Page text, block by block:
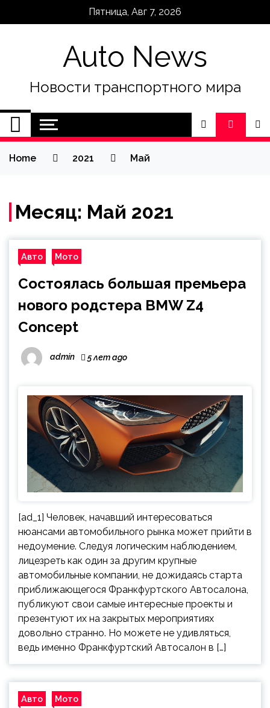
Пятница, Авг 7, 2026
Auto News
Новости транспортного мира
Home 2021 Май
Месяц: Май 2021
Авто Мото
Состоялась большая премьера
нового родстера BMW Z4
Concept
admin 5 лет ago
[ad_1] Человек, начавший интересоваться
нюансами автомобильного рынка может прийти в
недоумение. Следуя логическим наблюдением,
лицезреть как один за другим крупные
автомобильные компании, не дожидаясь старта
приближающегося Франкфуртского Автосалона,
публикуют свои самые интересные проекты и
презентуют их на закрытых мероприятиях
довольно странно. Но можете не удивляться,
ведь именно Франкфуртский Автосалон в […]
Авто Мото